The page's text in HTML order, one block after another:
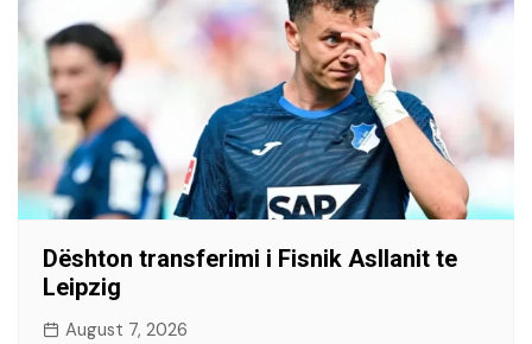
Dështon transferimi i Fisnik Asllanit te
Leipzig
August 7, 2026